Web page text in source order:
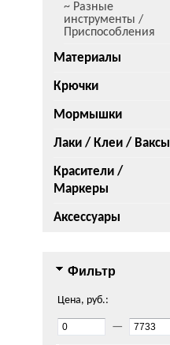
~ Разные
инструменты /
Приспособления
Материалы
Крючки
Мормышки
Лаки / Клеи / Ваксы
Красители /
Маркеры
Аксессуары
Фильтр
Цена, руб.:
—